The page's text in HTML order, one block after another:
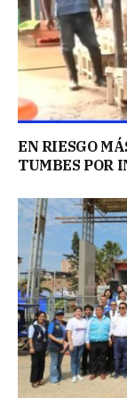
EN RIESGO
TUMBES POR